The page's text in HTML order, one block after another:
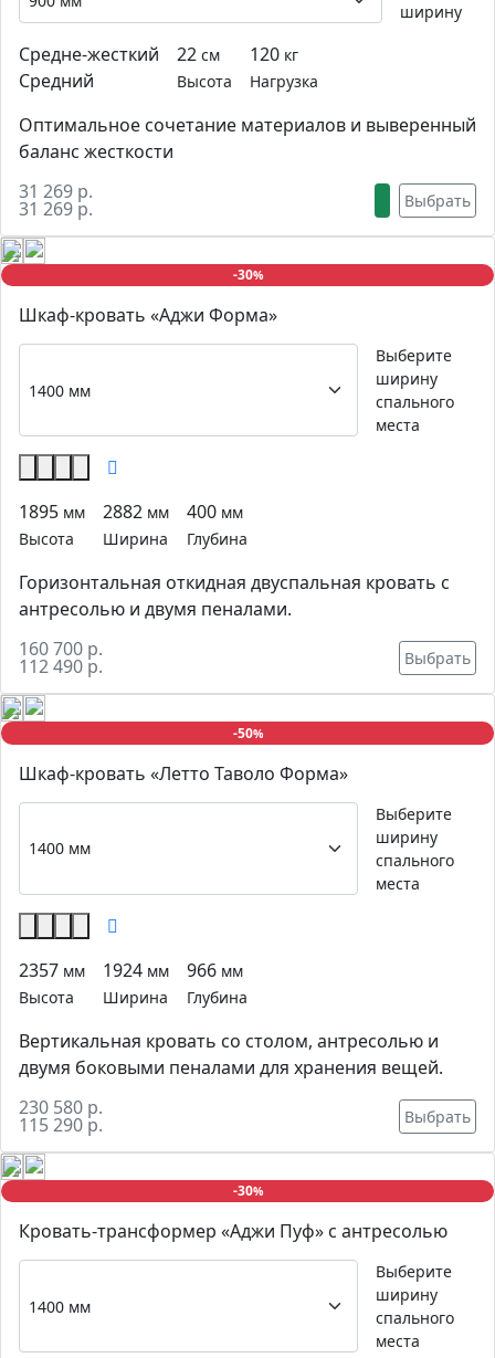
ширину
Средне-жесткий
Средний
22 см
Высота
120 кг
Нагрузка
Оптимальное сочетание материалов и выверенный
баланс жесткости
31 269 р.
31 269 р. Выбрать
-30%
Шкаф-кровать «Аджи Форма»
Выберите
ширину
спального
места
1895 мм
Высота
2882 мм
Ширина
400 мм
Глубина
Горизонтальная откидная двуспальная кровать с
антресолью и двумя пеналами.
160 700 р.
112 490 р. Выбрать
-50%
Шкаф-кровать «Летто Таволо Форма»
Выберите
ширину
спального
места
2357 мм
Высота
1924 мм
Ширина
966 мм
Глубина
Вертикальная кровать со столом, антресолью и
двумя боковыми пеналами для хранения вещей.
230 580 р.
115 290 р. Выбрать
-30%
Кровать-трансформер «Аджи Пуф» с антресолью
Выберите
ширину
спального
места